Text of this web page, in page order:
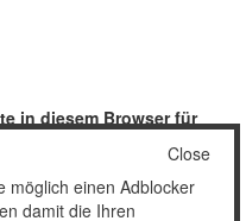
in diesem Browser für
Close
möglich einen Adblocker
damit die Ihren